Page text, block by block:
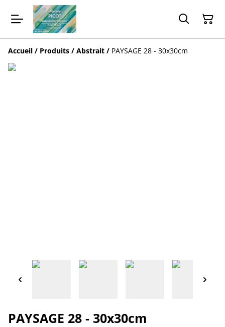
Accueil / Produits / Abstrait / PAYSAGE 28 - 30x30cm
PAYSAGE 28 - 30x30cm